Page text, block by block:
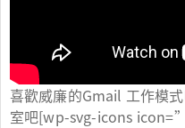
喜歡威廉的Gmail 工作模
室吧[wp-svg-icons